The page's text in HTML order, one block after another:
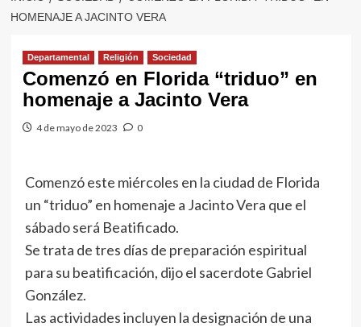
HOMENAJE A JACINTO VERA
Departamental Religión Sociedad
Comenzó en Florida “triduo” en
homenaje a Jacinto Vera
4 de mayo de 2023 0
Comenzó este miércoles en la ciudad de Florida
un “triduo” en homenaje a Jacinto Vera que el
sábado será Beatificado.
Se trata de tres días de preparación espiritual
para su beatificación, dijo el sacerdote Gabriel
González.
Las actividades incluyen la designación de una